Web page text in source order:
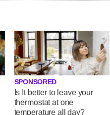
SPONSORED
Is It better to leave your
thermostat at one
temperature all day?